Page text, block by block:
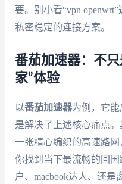
要。别小看“vpn
私密稳定的连接方案。
番茄加速器：不
家”体验
以番茄加速器为例，它能
是解决了上述核心痛点
一张精心编织的高速路
你找到当下最流畅的回国
户、macbook达人、还是